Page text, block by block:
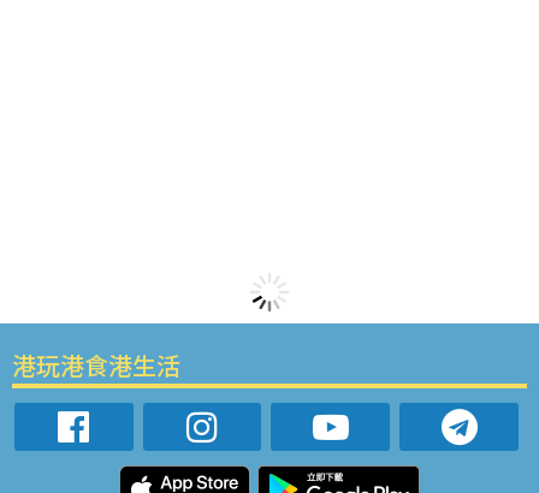
港玩港食港生活